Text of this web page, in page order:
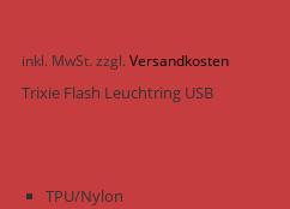
inkl. MwSt.zzgl.Versandkosten
Trixie Flash Leuchtring USB
TPU/Nylon